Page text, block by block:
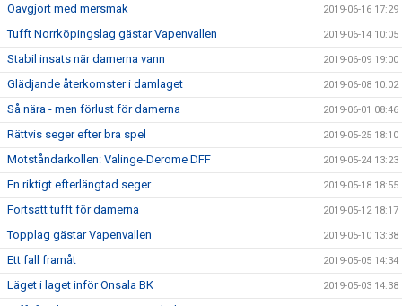
Oavgjort med mersmak 2019-06-16 17:29
Tufft Norrköpingslag gästar Vapenvallen 2019-06-14 10:05
Stabil insats när damerna vann 2019-06-09 19:00
Glädjande återkomster i damlaget 2019-06-08 10:02
Så nära - men förlust för damerna 2019-06-01 08:46
Rättvis seger efter bra spel 2019-05-25 18:10
Motståndarkollen: Valinge-Derome DFF 2019-05-24 13:23
En riktigt efterlängtad seger 2019-05-18 18:55
Fortsatt tufft för damerna 2019-05-12 18:17
Topplag gästar Vapenvallen 2019-05-10 13:38
Ett fall framåt 2019-05-05 14:34
Läget i laget inför Onsala BK 2019-05-03 14:38